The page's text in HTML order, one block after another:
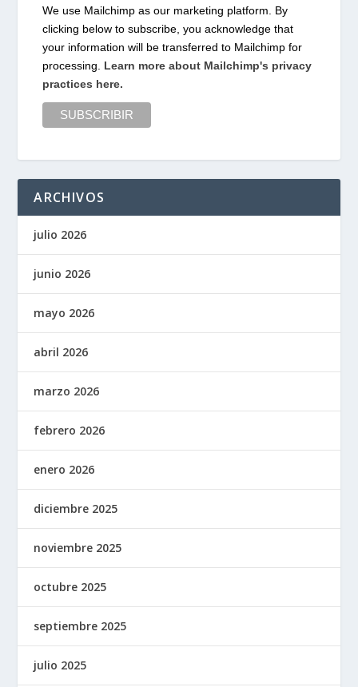
We use Mailchimp as our marketing platform. By
clicking below to subscribe, you acknowledge that
your information will be transferred to Mailchimp for
processing. Learn more about Mailchimp's privacy
practices here.
ARCHIVOS
julio 2026
junio 2026
mayo 2026
abril 2026
marzo 2026
febrero 2026
enero 2026
diciembre 2025
noviembre 2025
octubre 2025
septiembre 2025
julio 2025